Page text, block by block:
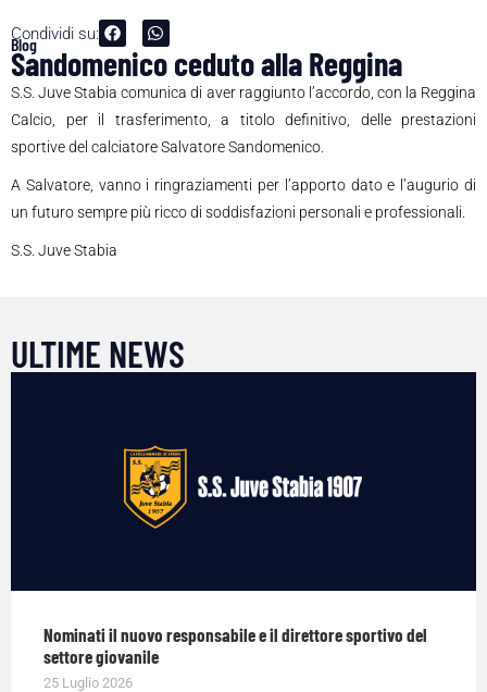
Condividi su:
Blog
Sandomenico ceduto alla Reggina
S.S. Juve Stabia comunica di aver raggiunto l’accordo, con la Reggina
Calcio, per il trasferimento, a titolo definitivo, delle prestazioni
sportive del calciatore Salvatore Sandomenico.
A Salvatore, vanno i ringraziamenti per l’apporto dato e l’augurio di
un futuro sempre più ricco di soddisfazioni personali e professionali.
S.S. Juve Stabia
ULTIME NEWS
Nominati il nuovo responsabile e il direttore sportivo del
settore giovanile
25 Luglio 2026